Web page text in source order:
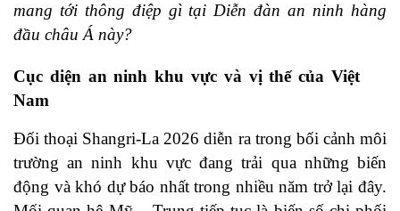
mang tới thông điệp gì tại Diễn đàn an ninh hàng
đầu châu Á này?
Cục diện an ninh khu vực và vị thế của Việt
Nam
Đối thoại Shangri-La 2026 diễn ra trong bối cảnh môi
trường an ninh khu vực đang trải qua những biến
động và khó dự báo nhất trong nhiều năm trở lại đây.